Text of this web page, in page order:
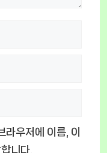
라우저에 이름, 이
니다.